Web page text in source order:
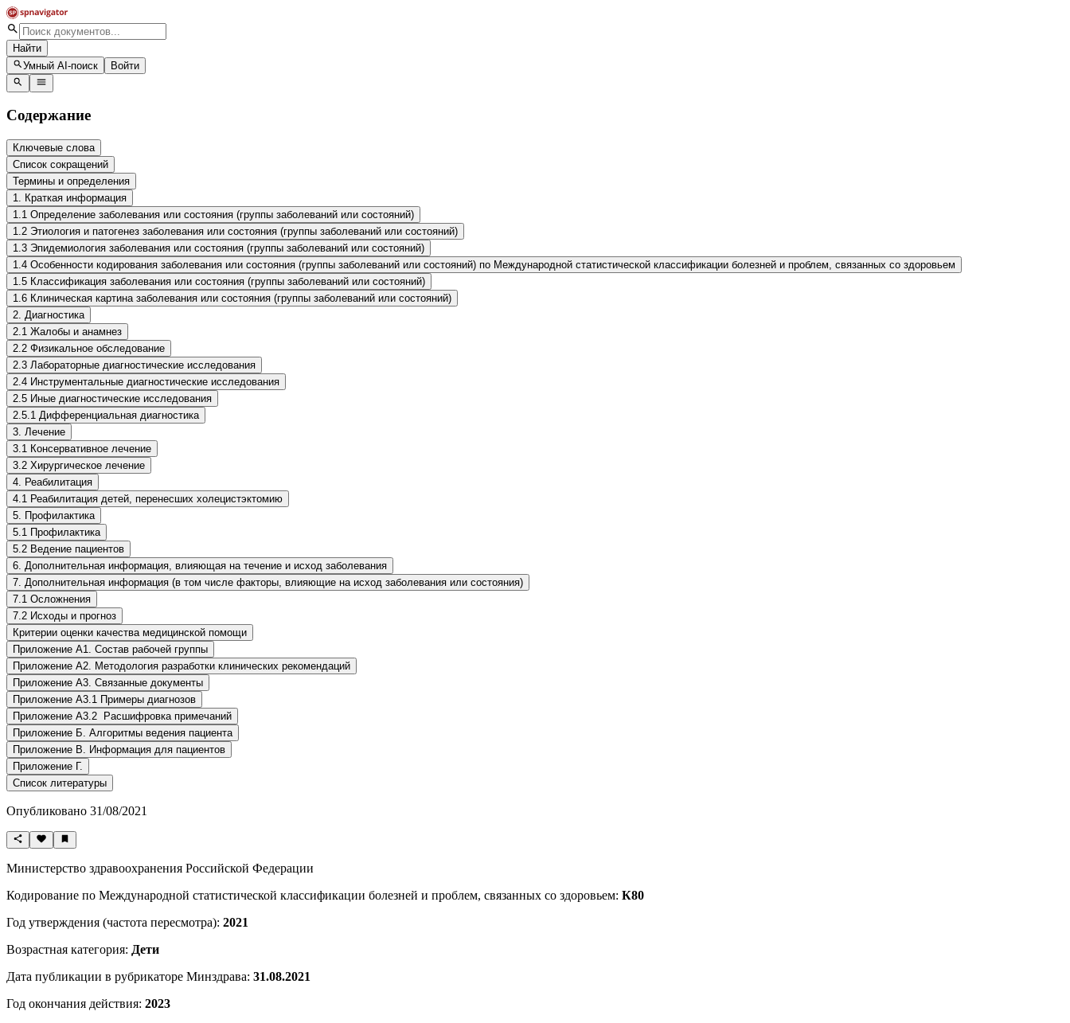
Найти
Умный AI-поиск
Войти
Содержание
Ключевые слова
Список сокращений
Термины и определения
1. Краткая информация
1.1 Определение заболевания или состояния (группы заболеваний или состояний)
1.2 Этиология и патогенез заболевания или состояния (группы заболеваний или состояний)
1.3 Эпидемиология заболевания или состояния (группы заболеваний или состояний)
1.4 Особенности кодирования заболевания или состояния (группы заболеваний или состояний) по Международной статистической классификации болезней и проблем, связанных со здоровьем
1.5 Классификация заболевания или состояния (группы заболеваний или состояний)
1.6 Клиническая картина заболевания или состояния (группы заболеваний или состояний)
2. Диагностика
2.1 Жалобы и анамнез
2.2 Физикальное обследование
2.3 Лабораторные диагностические исследования
2.4 Инструментальные диагностические исследования
2.5 Иные диагностические исследования
2.5.1 Дифференциальная диагностика
3. Лечение
3.1 Консервативное лечение
3.2 Хирургическое лечение
4. Реабилитация
4.1 Реабилитация детей, перенесших холецистэктомию
5. Профилактика
5.1 Профилактика
5.2 Ведение пациентов
6. Дополнительная информация, влияющая на течение и исход заболевания
7. Дополнительная информация (в том числе факторы, влияющие на исход заболевания или состояния)
7.1 Осложнения
7.2 Исходы и прогноз
Критерии оценки качества медицинской помощи
Приложение А1. Состав рабочей группы
Приложение А2. Методология разработки клинических рекомендаций
Приложение А3. Связанные документы
Приложение А3.1 Примеры диагнозов
Приложение А3.2 Расшифровка примечаний
Приложение Б. Алгоритмы ведения пациента
Приложение В. Информация для пациентов
Приложение Г.
Список литературы
Опубликовано 31/08/2021
Министерство здравоохранения Российской Федерации
Кодирование по Международной статистической классификации болезней и проблем, связанных со здоровьем: К80
Год утверждения (частота пересмотра): 2021
Возрастная категория: Дети
Дата публикации в рубрикаторе Минздрава: 31.08.2021
Год окончания действия: 2023